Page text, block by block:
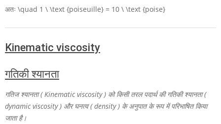
अतः \quad 1 \ \text {poiseuille} = 10 \ \text {poise}
Kinematic viscosity
गतिकी श्यानता
गतिज श्यानता ( Kinematic viscosity ) को किसी तरल पदार्थ की गतिकी श्यानता (
dynamic viscosity ) और घनत्व ( density ) के अनुपात के रूप में परिभाषित किया
जाता है।